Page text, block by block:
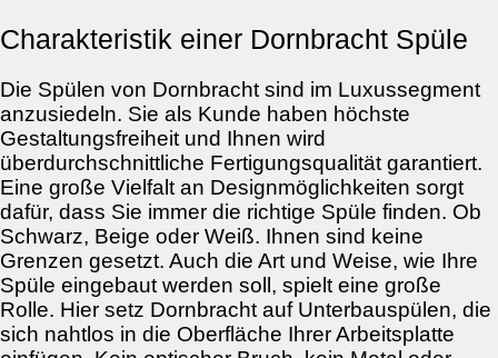
Charakteristik einer Dornbracht Spüle
Die Spülen von Dornbracht sind im Luxussegment
anzusiedeln. Sie als Kunde haben höchste
Gestaltungsfreiheit und Ihnen wird
überdurchschnittliche Fertigungsqualität garantiert.
Eine große Vielfalt an Designmöglichkeiten sorgt
dafür, dass Sie immer die richtige Spüle finden. Ob
Schwarz, Beige oder Weiß. Ihnen sind keine
Grenzen gesetzt. Auch die Art und Weise, wie Ihre
Spüle eingebaut werden soll, spielt eine große
Rolle. Hier setz Dornbracht auf Unterbauspülen, die
sich nahtlos in die Oberfläche Ihrer Arbeitsplatte